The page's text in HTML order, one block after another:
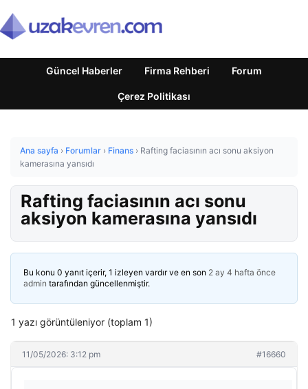
Güncel Haberler Firma Rehberi Forum
Çerez Politikası
Ana sayfa › Forumlar › Finans › Rafting faciasının acı sonu aksiyon
kamerasına yansıdı
Rafting faciasının acı sonu
aksiyon kamerasına yansıdı
Bu konu 0 yanıt içerir, 1 izleyen vardır ve en son 2 ay 4 hafta önce
admin tarafından güncellenmiştir.
1 yazı görüntüleniyor (toplam 1)
11/05/2026: 3:12 pm #16660